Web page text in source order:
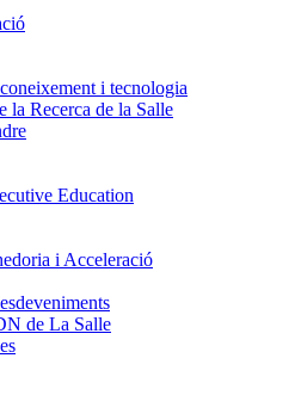
i tecnologia
la Recerca de la Salle
Education
i Acceleració
de La Salle